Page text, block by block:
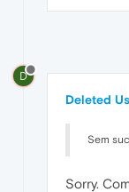
D
Deleted
Sem
Sorry.